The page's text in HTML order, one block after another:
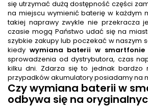
się utrzymać dużą dostępność części
na miejscu wymienić baterię w każdym
takiej naprawy zwykle nie przekracza
czasie mogą Państwo udać się na
szybkie zakupy lub poczekać w naszym
kiedy wymiana baterii w smartfonie
sprowadzenia od dystrybutora, czas
kilku dni. Zdarza się to jednak bardzo
przypadków akumulatory posiadamy na
Czywymiana baterii w
odbywa się na